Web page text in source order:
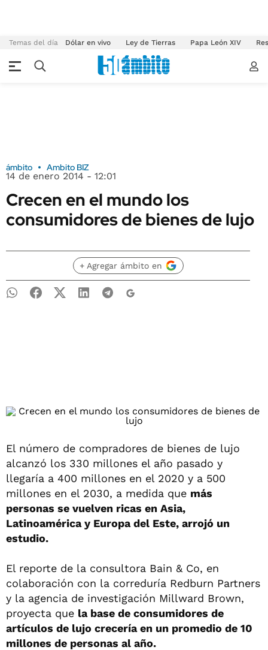
Temas del día Dólar en vivo Ley de Tierras Papa León XIV
ámbito Ambito BIZ
14 de enero 2014 - 12:01
Crecen en el mundo los
consumidores de bienes de lujo
+ Agregar ámbito en
El número de compradores de bienes de lujo
alcanzó los 330 millones el año pasado y
llegaría a 400 millones en el 2020 y a 500
millones en el 2030, a medida que más
personas se vuelven ricas en Asia,
Latinoamérica y Europa del Este, arrojó un
estudio.
El reporte de la consultora Bain & Co, en
colaboración con la correduría Redburn Partners
y la agencia de investigación Millward Brown,
proyecta que la base de consumidores de
artículos de lujo crecería en un promedio de 10
millones de personas al año.